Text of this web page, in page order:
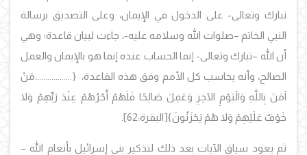
تبارك وتعالى- على الدخول في الإيمان، وعلى التصديق برسالة
النبي الخاتم –صلوات الله وسلامه عليه-، جاءت لبيان قاعدة؛ وهي
أن الله –تبارك وتعالى- إنما الحساب عنده إنما هو بالإيمان والعمل
الصالح، وأنه يحاسب كل الأمم وفق هذه القاعدة، {..................مَنْ
آمَنَ بِاللَّهِ وَالْيَوْمِ الآخِرِ وَعَمِلَ صَالِحًا فَلَهُمْ أَجْرُهُمْ عِنْدَ رَبِّهِمْ وَلا
خَوْفٌ عَلَيْهِمْ وَلا هُمْ يَحْزَنُونَ}[البقرة:62].
ثم يعود سياق الآيات بعد ذلك لتذكير بني إسرائيل بأنعام الله –